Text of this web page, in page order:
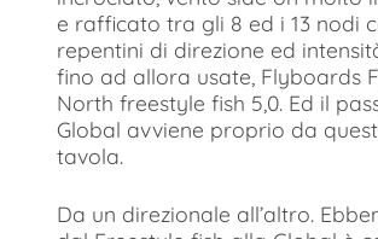
e rafficato tra gli 8 ed i 13 nodi
repentini di direzione ed
fino ad allora usate, Flyboards
North freestyle fish 5,0. Ed il
Global avviene proprio da
tavola.
Da un direzionale all’altro.